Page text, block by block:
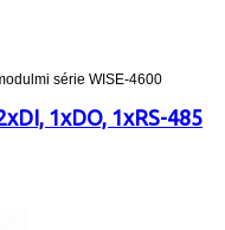
série WISE-4600
1xDO, 1xRS-485